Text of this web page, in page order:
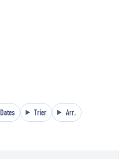
Dates Trier Arr.